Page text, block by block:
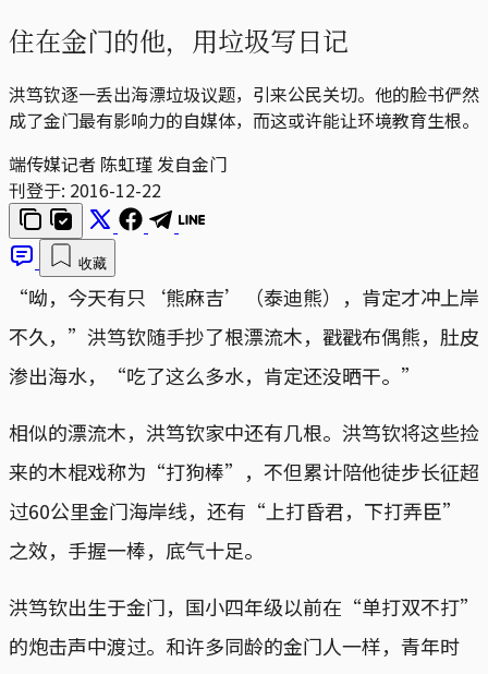
住在金门的他，用垃圾写日记
洪笃钦逐一丢出海漂垃圾议题，引来公民关切。他的脸书俨然
成了金门最有影响力的自媒体，而这或许能让环境教育生根。
端传媒记者 陈虹瑾 发自金门
刊登于: 2016-12-22
收藏
“呦，今天有只‘熊麻吉’（泰迪熊），肯定才冲上岸
不久，”洪笃钦随手抄了根漂流木，戳戳布偶熊，肚皮
渗出海水，“吃了这么多水，肯定还没晒干。”
相似的漂流木，洪笃钦家中还有几根。洪笃钦将这些捡
来的木棍戏称为“打狗棒”，不但累计陪他徒步长征超
过60公里金门海岸线，还有“上打昏君，下打弄臣”
之效，手握一棒，底气十足。
洪笃钦出生于金门，国小四年级以前在“单打双不打”
的炮击声中渡过。和许多同龄的金门人一样，青年时